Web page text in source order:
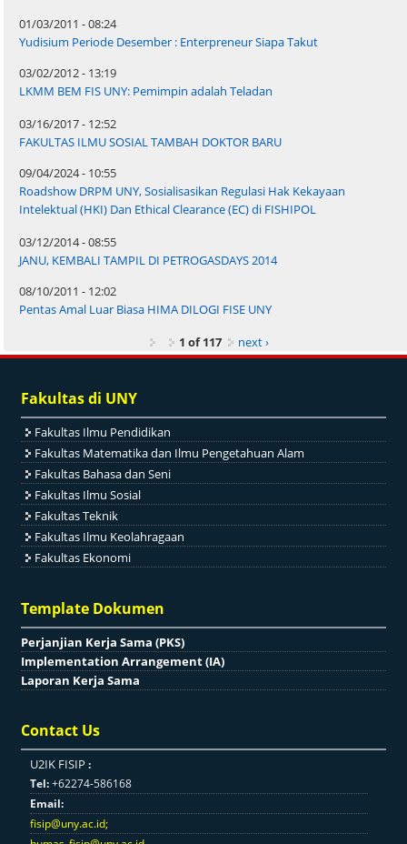
01/03/2011 - 08:24
Yudisium Periode Desember : Enterpreneur Siapa Takut
03/02/2012 - 13:19
LKMM BEM FIS UNY: Pemimpin adalah Teladan
03/16/2017 - 12:52
FAKULTAS ILMU SOSIAL TAMBAH DOKTOR BARU
09/04/2024 - 10:55
Roadshow DRPM UNY, Sosialisasikan Regulasi Hak Kekayaan
Intelektual (HKI) Dan Ethical Clearance (EC) di FISHIPOL
03/12/2014 - 08:55
JANU, KEMBALI TAMPIL DI PETROGASDAYS 2014
08/10/2011 - 12:02
Pentas Amal Luar Biasa HIMA DILOGI FISE UNY
1 of 117
next ›
Fakultas di UNY
Fakultas Ilmu Pendidikan
Fakultas Matematika dan Ilmu Pengetahuan Alam
Fakultas Bahasa dan Seni
Fakultas Ilmu Sosial
Fakultas Teknik
Fakultas Ilmu Keolahragaan
Fakultas Ekonomi
Template Dokumen
Perjanjian Kerja Sama (PKS)
Implementation Arrangement (IA)
Laporan Kerja Sama
Contact Us
U2IK FISIP :
Tel:+62274-586168
Email:
fisip@uny.ac.id;